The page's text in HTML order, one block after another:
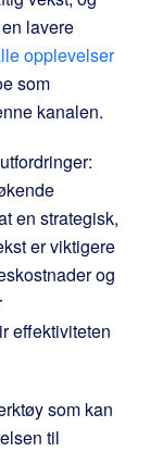
lavere
opplevelser
som
kanalen.
en strategisk,
er viktigere
og
effektiviteten
som kan
til